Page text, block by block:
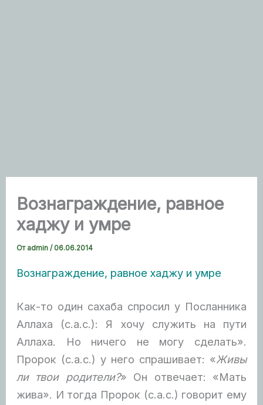
Вознаграждение, равное
хаджу и умре
От admin/ 06.06.2014
Вознаграждение, равное хаджу и умре
Как-то один сахаба спросил у Посланника
Аллаха (с.а.с.): Я хочу служить на пути
Аллаха. Но ничего не могу сделать».
Пророк (с.а.с.) у него спрашивает: «Живы
ли твои родители?» Он отвечает: «Мать
жива». И тогда Пророк (с.а.с.) говорит ему